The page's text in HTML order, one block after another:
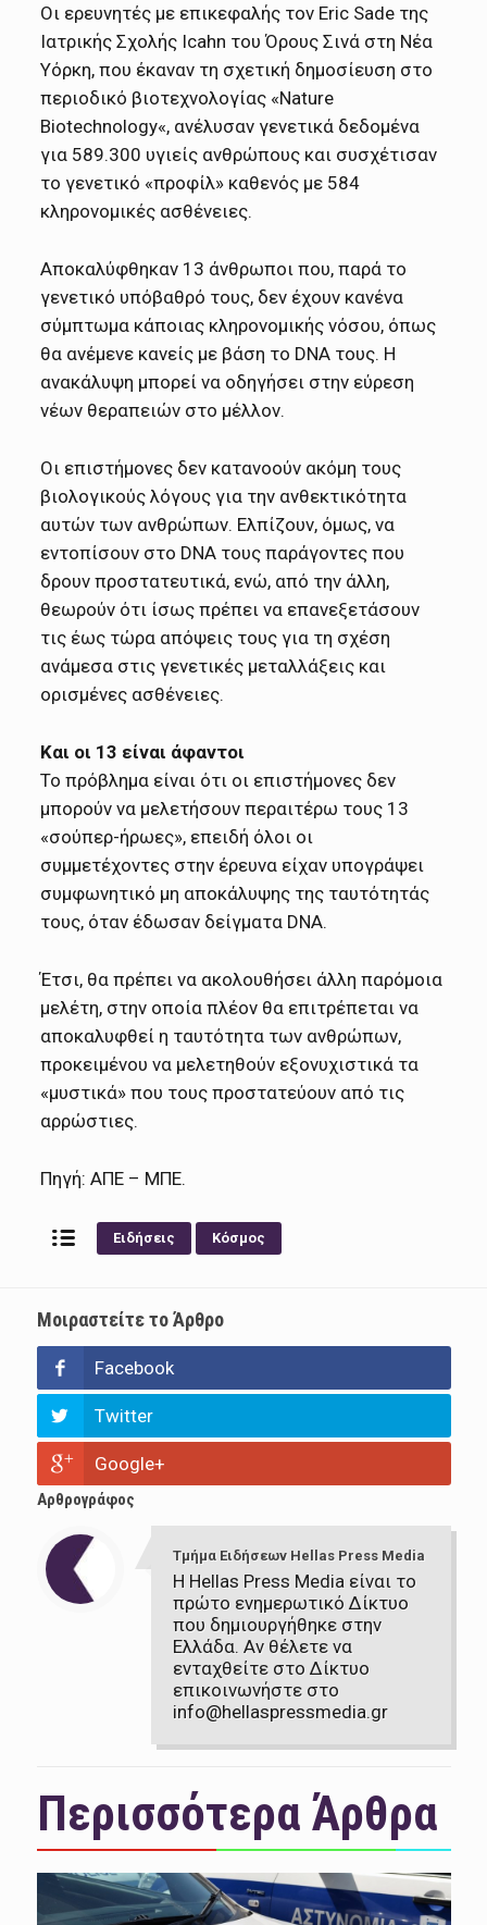
Oι ερευνητές με επικεφαλής τον Eric Sade της
Ιατρικής Σχολής Icahn του Όρους Σινά στη Νέα
Υόρκη, που έκαναν τη σχετική δημοσίευση στο
περιοδικό βιοτεχνολογίας «Nature
Biotechnology«, ανέλυσαν γενετικά δεδομένα
για 589.300 υγιείς ανθρώπους και συσχέτισαν
το γενετικό «προφίλ» καθενός με 584
κληρονομικές ασθένειες.
Αποκαλύφθηκαν 13 άνθρωποι που, παρά το
γενετικό υπόβαθρό τους, δεν έχουν κανένα
σύμπτωμα κάποιας κληρονομικής νόσου, όπως
θα ανέμενε κανείς με βάση το DNA τους. Η
ανακάλυψη μπορεί να οδηγήσει στην εύρεση
νέων θεραπειών στο μέλλον.
Οι επιστήμονες δεν κατανοούν ακόμη τους
βιολογικούς λόγους για την ανθεκτικότητα
αυτών των ανθρώπων. Ελπίζουν, όμως, να
εντοπίσουν στο DNA τους παράγοντες που
δρουν προστατευτικά, ενώ, από την άλλη,
θεωρούν ότι ίσως πρέπει να επανεξετάσουν
τις έως τώρα απόψεις τους για τη σχέση
ανάμεσα στις γενετικές μεταλλάξεις και
ορισμένες ασθένειες.
Και οι 13 είναι άφαντοι
Το πρόβλημα είναι ότι οι επιστήμονες δεν
μπορούν να μελετήσουν περαιτέρω τους 13
«σούπερ-ήρωες», επειδή όλοι οι
συμμετέχοντες στην έρευνα είχαν υπογράψει
συμφωνητικό μη αποκάλυψης της ταυτότητάς
τους, όταν έδωσαν δείγματα DNA.
Έτσι, θα πρέπει να ακολουθήσει άλλη παρόμοια
μελέτη, στην οποία πλέον θα επιτρέπεται να
αποκαλυφθεί η ταυτότητα των ανθρώπων,
προκειμένου να μελετηθούν εξονυχιστικά τα
«μυστικά» που τους προστατεύουν από τις
αρρώστιες.
Πηγή: ΑΠΕ – ΜΠΕ.
Ειδήσεις Κόσμος
Μοιραστείτε το Άρθρο
Facebook
Twitter
Google+
Αρθρογράφος
Τμήμα Ειδήσεων Hellas Press Media
Η Hellas Press Media είναι το
πρώτο ενημερωτικό Δίκτυο
που δημιουργήθηκε στην
Ελλάδα. Αν θέλετε να
ενταχθείτε στο Δίκτυο
επικοινωνήστε στο
info@hellaspressmedia.gr
Περισσότερα Άρθρα